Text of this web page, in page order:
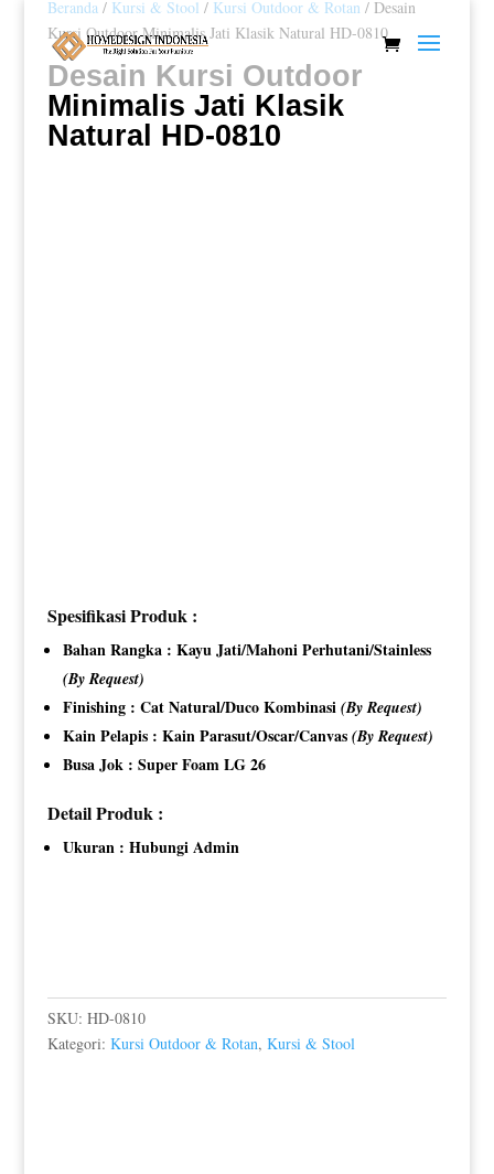
Beranda/ Kursi & Stool / Kursi Outdoor & Rotan / Desain
Kursi Outdoor Minimalis Jati Klasik Natural HD-0810
Desain Kursi Outdoor
Minimalis Jati Klasik
Natural HD-0810
Spesifikasi Produk :
Bahan Rangka : Kayu Jati/Mahoni Perhutani/Stainless
(By Request)
Finishing : Cat Natural/Duco Kombinasi (By Request)
Kain Pelapis : Kain Parasut/Oscar/Canvas (By Request)
Busa Jok : Super Foam LG 26
Detail Produk :
Ukuran : Hubungi Admin
SKU: HD-0810
Kategori: Kursi Outdoor & Rotan, Kursi & Stool